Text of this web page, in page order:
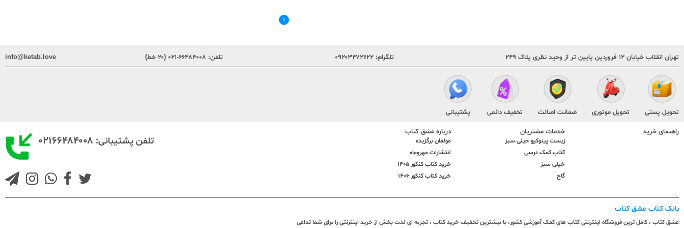
۱
تهران انقلاب خیابان ۱۲ فروردین پایین تر از وحید نظری پلاک ۲۴۹ تلگرام: ۰۹۲۰۳۴۷۲۶۲۲ تلفن: ۶۶۴۸۴۰۰۸-۰۲۱ (۲۰ خط) info@ketab.love
تحویل پستی تحویل موتوری ضمانت اصالت تخفیف دائمی پشتیبانی
راهنمای خرید خدمات مشتریان
زیست پینوکیو خیلی سبز
کتاب کمک درسی
خیلی سبز
گاج
درباره عشق کتاب
مولفان برگزیده
انتشارات مهروماه
خرید کتاب کنکور 1405
خرید کتاب کنکور 1406
تلفن پشتیبانی: ۰۲۱۶۶۴۸۴۰۰۸
بانک کتاب عشق کتاب
عشق کتاب ، کامل ترین فروشگاه اینترنتی کتاب های کمک آموزشی کشور، با بیشترین تخفیف خرید کتاب ، تجربه ای لذت بخش از خرید اینترنتی را برای شما تداعی